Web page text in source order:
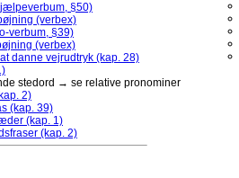
§50)
(verbex)
verbum, §39)
(verbex)
danne vejrudtryk (kap. 28)
stedord → se relative pronominer
2)
(kap. 39)
(kap. 1)
(kap. 2)
til kapitel 37
Leonora
Tareas ude til højre på siden